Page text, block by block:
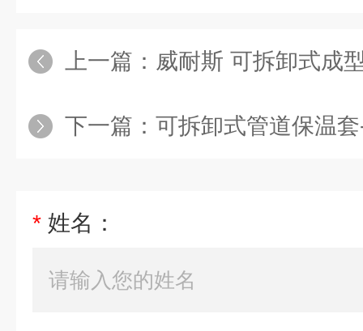
上一篇： 威耐斯 可拆卸式成型机保温
下一篇： 可拆卸式管道保温套-阀
* 姓名：